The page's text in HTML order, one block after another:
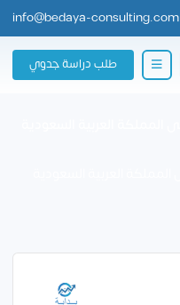
info@bedaya-consulting.com
طلب دراسة جدوي